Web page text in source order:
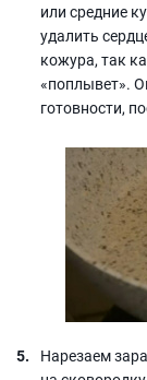
или средние
удалить
кожура, так
«поплывет».
готовности,
Нарезаем